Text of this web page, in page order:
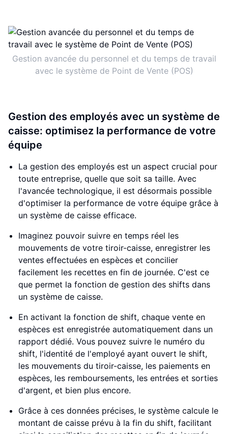
Gestion avancée du personnel et du temps de travail
avec le système de Point de Vente (POS)
Gestion des employés avec un système de
caisse: optimisez la performance de votre
équipe
La gestion des employés est un aspect crucial pour
toute entreprise, quelle que soit sa taille. Avec
l'avancée technologique, il est désormais possible
d'optimiser la performance de votre équipe grâce à
un système de caisse efficace.
Imaginez pouvoir suivre en temps réel les
mouvements de votre tiroir-caisse, enregistrer les
ventes effectuées en espèces et concilier
facilement les recettes en fin de journée. C'est ce
que permet la fonction de gestion des shifts dans
un système de caisse.
En activant la fonction de shift, chaque vente en
espèces est enregistrée automatiquement dans un
rapport dédié. Vous pouvez suivre le numéro du
shift, l'identité de l'employé ayant ouvert le shift,
les mouvements du tiroir-caisse, les paiements en
espèces, les remboursements, les entrées et sorties
d'argent, et bien plus encore.
Grâce à ces données précises, le système calcule le
montant de caisse prévu à la fin du shift, facilitant